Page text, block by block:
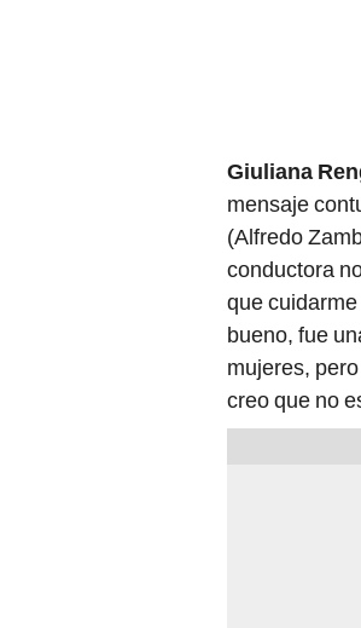
Giuliana
mensaje
(Alfredo
conductora
que
bueno, fue
mujeres,
creo que no